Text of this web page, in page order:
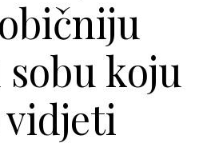
sobu koju
vidjeti